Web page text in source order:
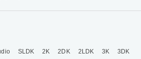
SLDK 2K 2DK 2LDK 3K
3DK